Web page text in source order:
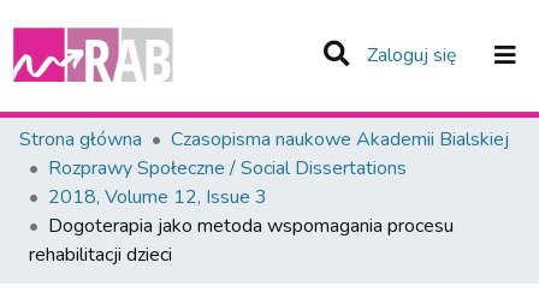
Zaloguj się (current)
Zespoły i Kolekcje
Statystyka
Całe Repozytorium
Strona główna
Czasopisma naukowe Akademii Bialskiej
Rozprawy Społeczne / Social Dissertations
2018, Volume 12, Issue 3
Dogoterapia jako metoda wspomagania procesu
rehabilitacji dzieci